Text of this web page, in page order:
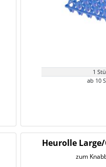
1
ab 10
Heurolle
zum